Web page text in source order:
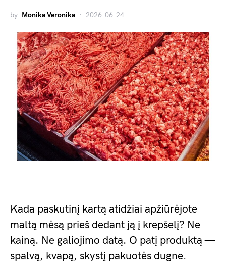
by Monika Veronika 2026-06-24
Kada paskutinį kartą atidžiai apžiūrėjote
maltą mėsą prieš dedant ją į krepšelį? Ne
kainą. Ne galiojimo datą. O patį produktą —
spalvą, kvapą, skystį pakuotės dugne.